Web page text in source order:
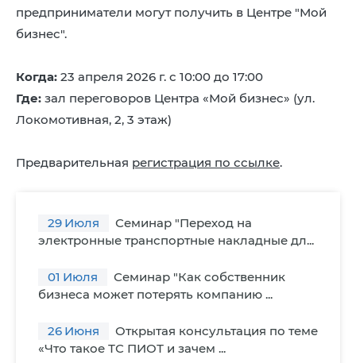
предприниматели могут получить в Центре "Мой
бизнес".
Когда: 23 апреля 2026 г. с 10:00 до 17:00
Где: зал переговоров Центра «Мой бизнес» (ул.
Локомотивная, 2, 3 этаж)
Предварительная регистрация по ссылке.
29 Июля
Семинар "Переход на
электронные транспортные накладные дл...
01 Июля
Семинар "Как собственник
бизнеса может потерять компанию ...
26 Июня
Открытая консультация по теме
«Что такое ТС ПИОТ и зачем ...